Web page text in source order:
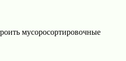
мусоросортировочные